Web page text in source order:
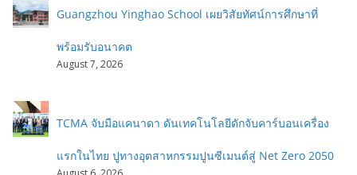
Guangzhou Yinghao School เผยวิสัยทัศน์การศึกษาที่
พร้อมรับอนาคต
August 7, 2026
TCMA จับมือแคนาดา ดันเทคโนโลยีดักจับคาร์บอนเครื่อง
แรกในไทย ปูทางอุตสาหกรรมปูนซีเมนต์สู่ Net Zero 2050